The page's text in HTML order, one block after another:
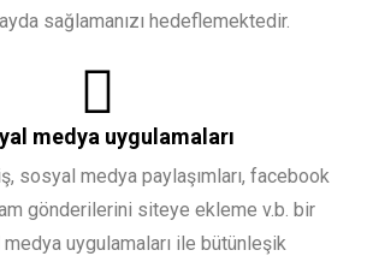
sağlamanızı hedeflemektedir.
medya uygulamaları
sosyal medya paylaşımları, facebook
gönderilerini siteye ekleme v.b. bir
uygulamaları ile bütünleşik